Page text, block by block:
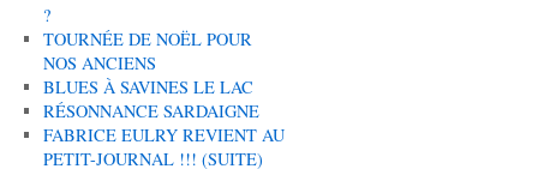
?
TOURNÉE DE NOËL POUR
NOS ANCIENS
BLUES À SAVINES LE LAC
RÉSONNANCE SARDAIGNE
FABRICE EULRY REVIENT AU
PETIT-JOURNAL !!! (SUITE)